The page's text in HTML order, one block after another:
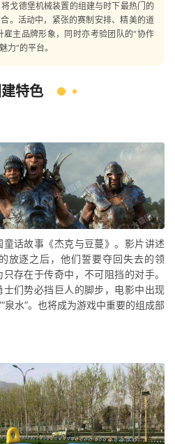
戈德堡机械装置的组建与时下最热门的
。活动中，紧张的赛制安排、精美的道
主品牌形象，同时亦考验团队的“协作
力”的平台。
建特色
童话故事《杰克与豆蔓》。影片讲述
放逐之后，他们誓要夺回失去的领
存在于传奇中，不可阻挡的对手。
们势必挡巨人的脚步，电影中出现
泉水”。也将成为游戏中重要的组成部